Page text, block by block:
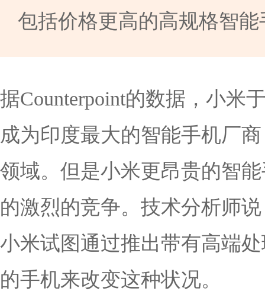
包括价格更高的高规格智
据Counterpoint的数据，小米
成为印度最大的智能手机厂
领域。但是小米更昂贵的智
的激烈的竞争。技术分析师
小米试图通过推出带有高端
的手机来改变这种状况。